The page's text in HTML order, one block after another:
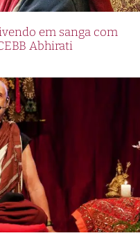
em sanga com
Abhirati